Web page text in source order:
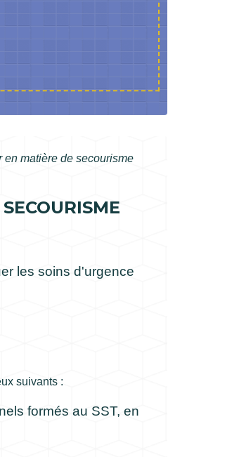
matière de secourisme
les soins d'urgence
suivants :
formés au SST, en